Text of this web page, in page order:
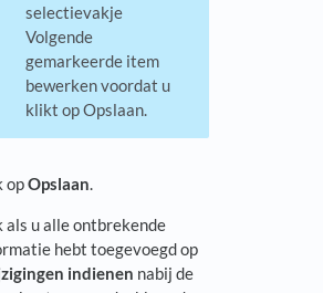
selectievakje
Volgende
gemarkeerde item
bewerken voordat u
klikt op Opslaan.
opOpslaan.
als u alle ontbrekende
hebt toegevoegd op
indienen nabij de